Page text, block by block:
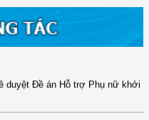
Chương trình mục tiêu quốc gia
quyết số 72-NQ/TW ngày
duyệt Đề án Hỗ trợ Phụ nữ khởi